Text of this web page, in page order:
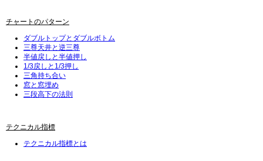
チャートのパターン
ダブルトップとダブルボトム
三尊天井と逆三尊
半値戻しと半値押し
1/3戻しと1/3押し
三角持ち合い
窓と窓埋め
三段高下の法則
テクニカル指標
テクニカル指標とは